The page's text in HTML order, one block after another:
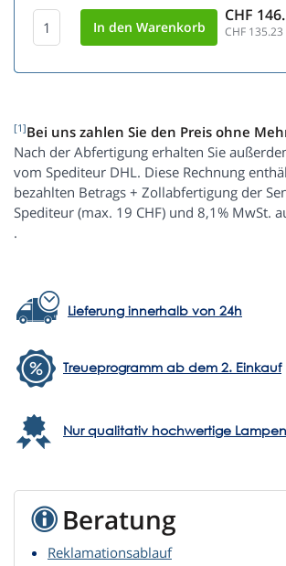
CHF
CHF 135.23
[1]Bei uns zahlen Sie den Preis ohne
Nach der Abfertigung erhalten Sie
vom Spediteur DHL. Diese Rechnung
bezahlten Betrags + Zollabfertigung der
Spediteur (max. 19 CHF) und 8,1% MwSt.
.
Lieferung innerhalb von 24h
Treueprogramm ab dem 2. Einkauf
Nur qualitativ hochwertige Lampen
Beratung
Reklamationsablauf